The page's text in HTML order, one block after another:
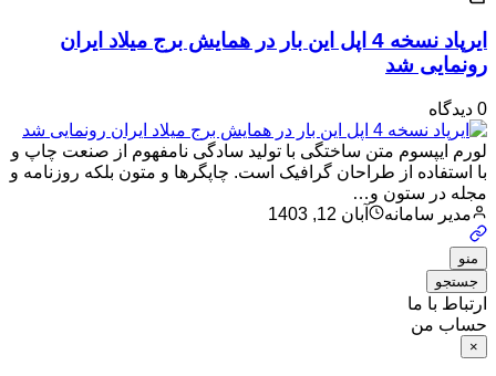
ایرپاد نسخه 4 اپل این بار در همایش برج میلاد ایران
رونمایی شد
0 دیدگاه
لورم ایپسوم متن ساختگی با تولید سادگی نامفهوم از صنعت چاپ و
با استفاده از طراحان گرافیک است. چاپگرها و متون بلکه روزنامه و
مجله در ستون و…
مدیر سامانه
آبان 12, 1403
منو
جستجو
ارتباط با ما
حساب من
×